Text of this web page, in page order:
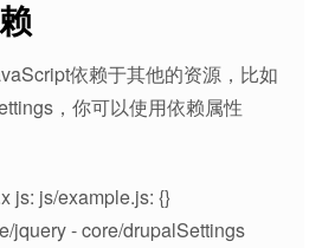
依赖于其他的资源，比如
，你可以使用依赖属性
js: js/example.js: {}
jquery - core/drupalSettings